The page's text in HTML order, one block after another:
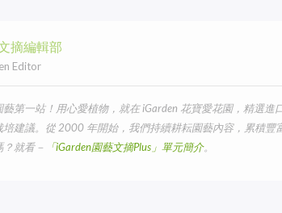
摘編輯部
Editor
藝第一站！用心愛植物，就在 iGarden 花寶愛花園，精選
培建議。從 2000 年開始，我們持續耕耘園藝內容，累積豐
？就看－
「iGarden園藝文摘Plus」單元簡介。